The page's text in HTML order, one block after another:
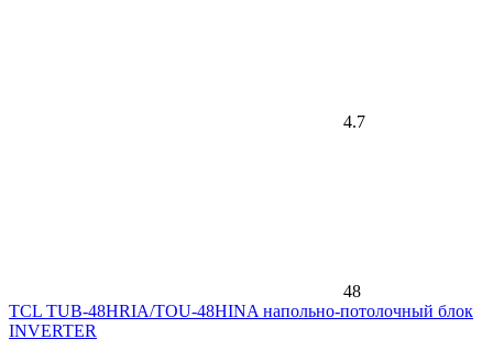
4.7
48
TCL TUB-48HRIA/TOU-48HINA напольно-потолочный блок
INVERTER